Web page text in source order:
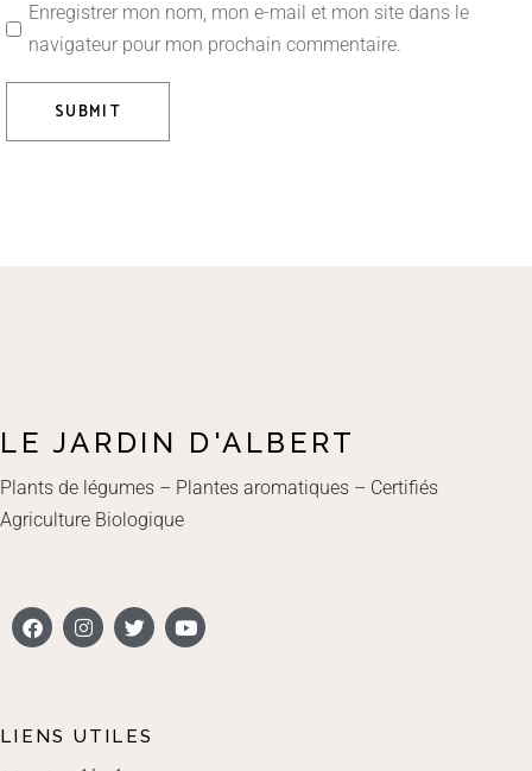
Enregistrer mon nom, mon e-mail et mon site dans le
navigateur pour mon prochain commentaire.
SUBMIT
LE JARDIN D'ALBERT
Plants de légumes – Plantes aromatiques – Certifiés
Agriculture Biologique
LIENS UTILES